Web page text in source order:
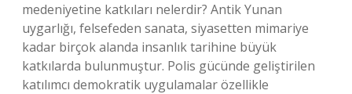
medeniyetine katkıları nelerdir? Antik Yunan
uygarlığı, felsefeden sanata, siyasetten mimariye
kadar birçok alanda insanlık tarihine büyük
katkılarda bulunmuştur. Polis gücünde geliştirilen
katılımcı demokratik uygulamalar özellikle